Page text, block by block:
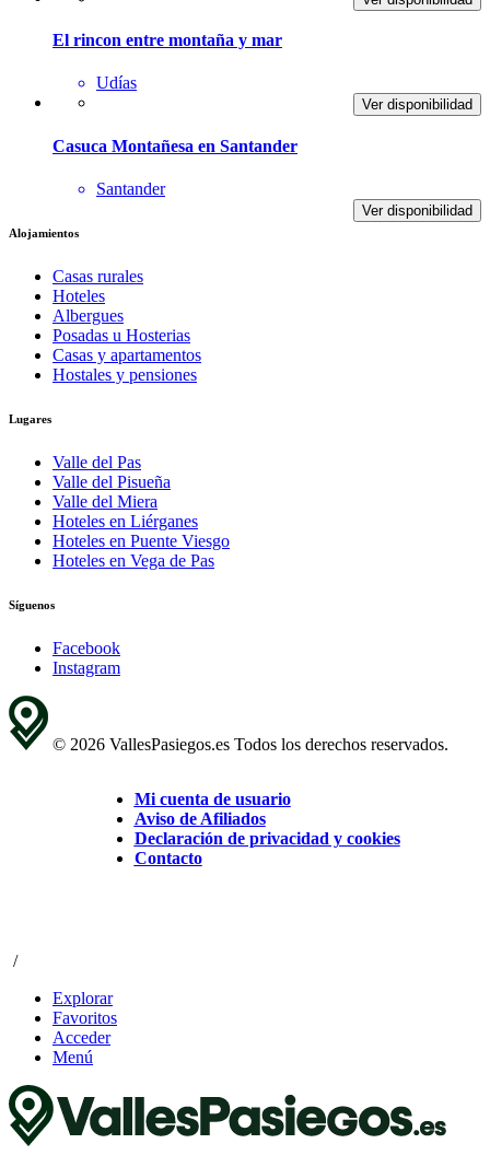
El rincon entre montaña y mar
Udías
Ver disponibilidad
Casuca Montañesa en Santander
Santander
Ver disponibilidad
Alojamientos
Casas rurales
Hoteles
Albergues
Posadas u Hosterias
Casas y apartamentos
Hostales y pensiones
Lugares
Valle del Pas
Valle del Pisueña
Valle del Miera
Hoteles en Liérganes
Hoteles en Puente Viesgo
Hoteles en Vega de Pas
Síguenos
Facebook
Instagram
© 2026 VallesPasiegos.es Todos los derechos reservados.
Mi cuenta de usuario
Aviso de Afiliados
Declaración de privacidad y cookies
Contacto
/
Explorar
Favoritos
Acceder
Menú